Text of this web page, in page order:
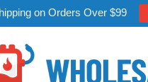
on Orders Over $99